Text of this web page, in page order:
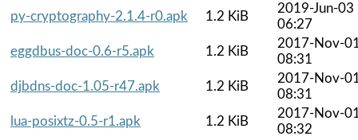
py-cryptography-2.1.4-r0.apk
1.2 KiB
2019-Jun-03
06:27
eggdbus-doc-0.6-r5.apk
1.2 KiB
2017-Nov-
08:31
djbdns-doc-1.05-r47.apk
1.2 KiB
2017-Nov-
08:31
lua-posixtz-0.5-r1.apk
1.2 KiB
2017-Nov-
08:32